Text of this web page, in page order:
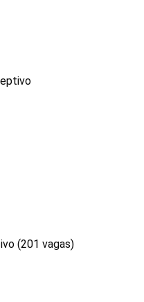
(201 vagas)